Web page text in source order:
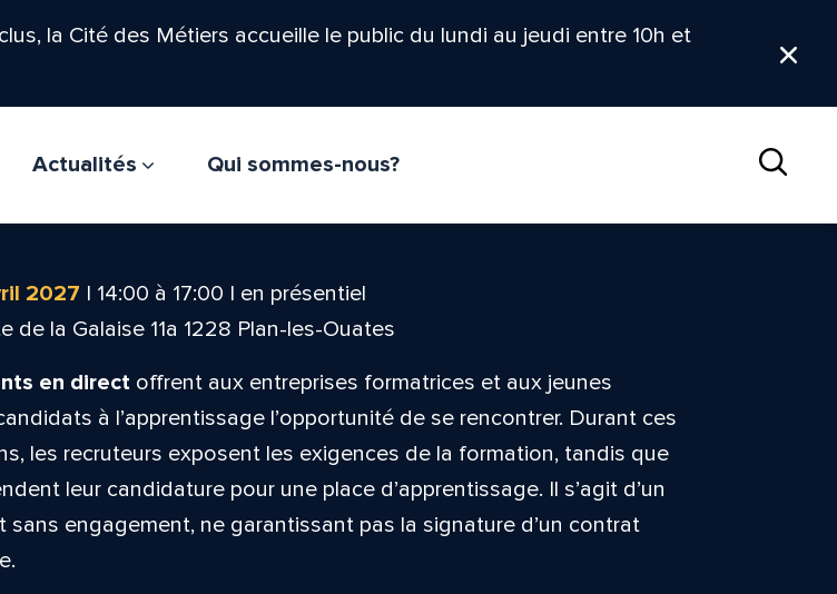
la Cité des Métiers accueille le public du lundi au jeudi entre 10h et
Actualités
Qui sommes-nous?
2027 | 14:00 à 17:00 | en présentiel
de la Galaise 11a 1228 Plan-les-Ouates
en directoffrent aux entreprises formatrices et aux jeunes
à l’apprentissage l’opportunité de se rencontrer. Durant ces
les recruteurs exposent les exigences de la formation, tandis que
leur candidature pour une place d’apprentissage. Il s’agit d’un
sans engagement, ne garantissant pas la signature d’un contrat